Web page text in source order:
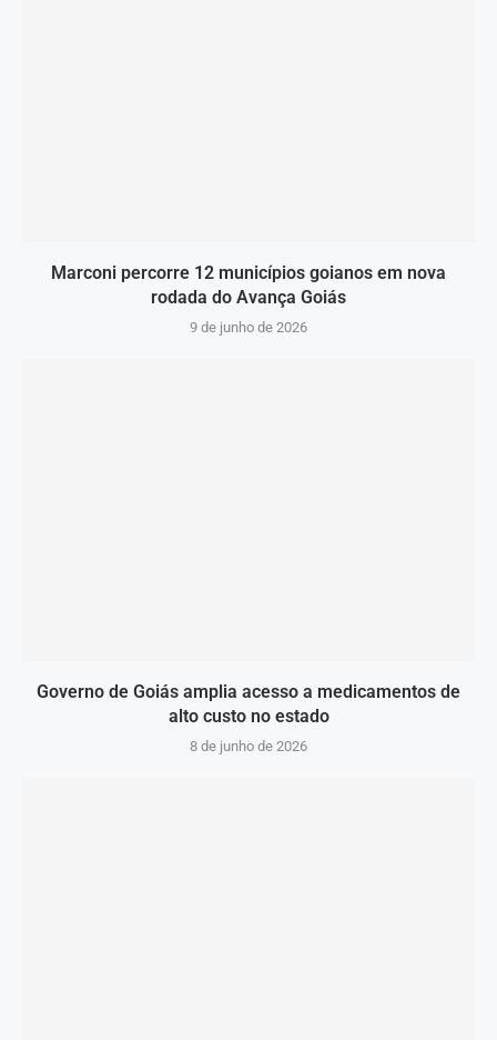
Marconi percorre 12 municípios goianos em nova
rodada do Avança Goiás
9 de junho de 2026
Governo de Goiás amplia acesso a medicamentos de
alto custo no estado
8 de junho de 2026